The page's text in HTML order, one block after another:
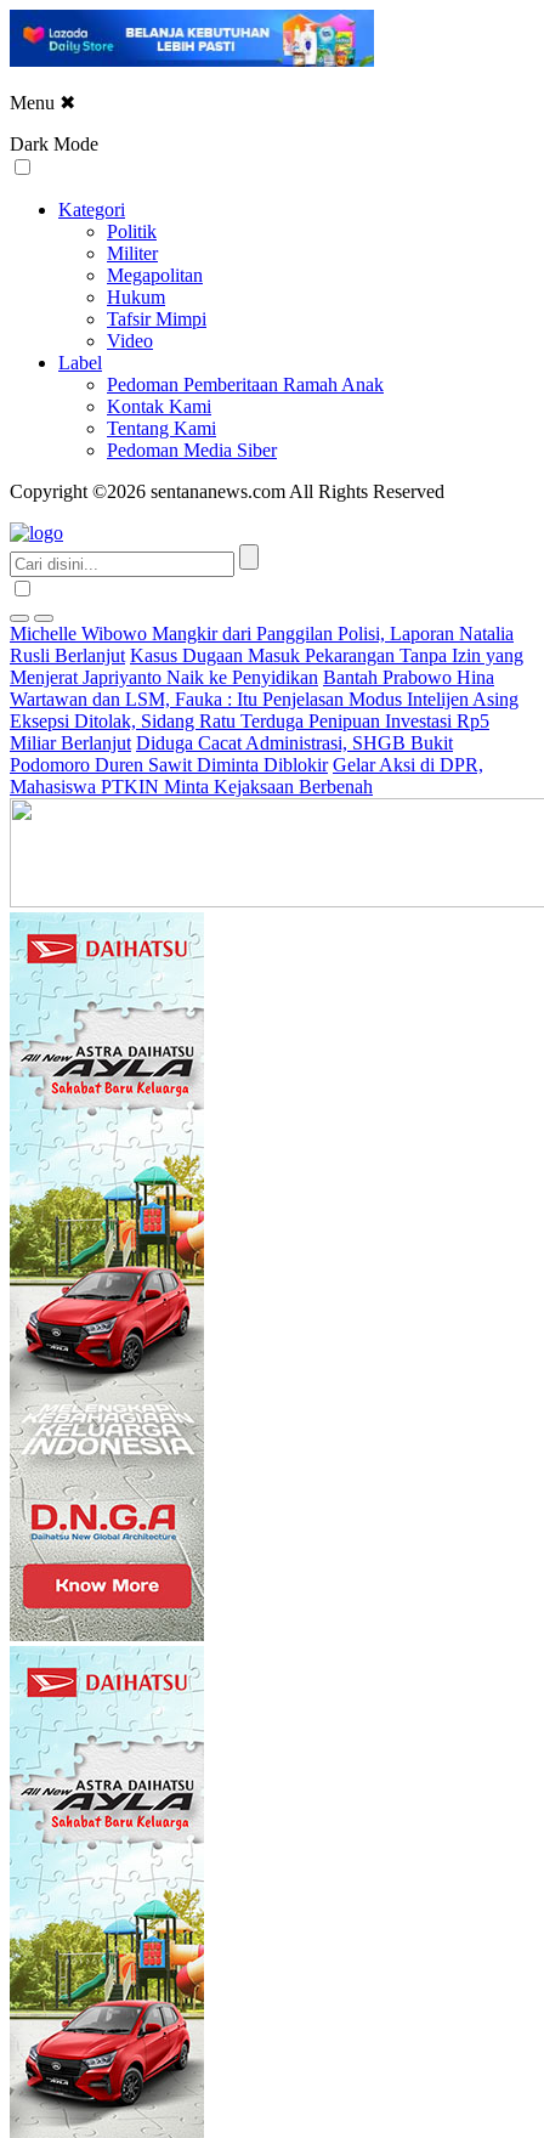
Menu ✖
Dark Mode
Kategori
Politik
Militer
Megapolitan
Hukum
Tafsir Mimpi
Video
Label
Pedoman Pemberitaan Ramah Anak
Kontak Kami
Tentang Kami
Pedoman Media Siber
Copyright ©2026 sentananews.com All Rights Reserved
Michelle Wibowo Mangkir dari Panggilan Polisi, Laporan Natalia
Rusli Berlanjut Kasus Dugaan Masuk Pekarangan Tanpa Izin yang
Menjerat Japriyanto Naik ke Penyidikan Bantah Prabowo Hina
Wartawan dan LSM, Fauka : Itu Penjelasan Modus Intelijen Asing
Eksepsi Ditolak, Sidang Ratu Terduga Penipuan Investasi Rp5
Miliar Berlanjut Diduga Cacat Administrasi, SHGB Bukit
Podomoro Duren Sawit Diminta Diblokir Gelar Aksi di DPR,
Mahasiswa PTKIN Minta Kejaksaan Berbenah